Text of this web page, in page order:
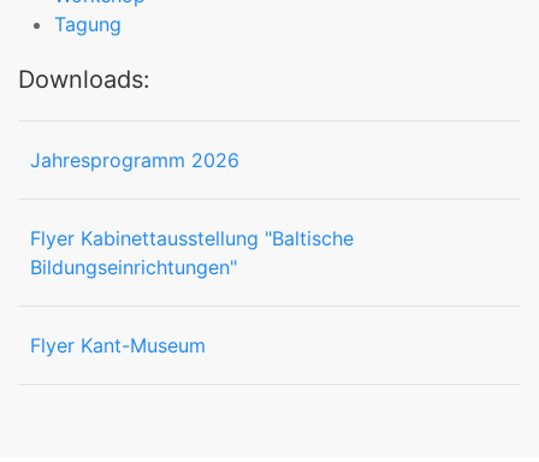
Tagung
Downloads:
Jahresprogramm 2026
Flyer Kabinettausstellung "Baltische
Bildungseinrichtungen"
Flyer Kant-Museum